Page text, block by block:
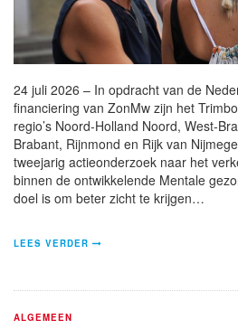
24 juli 2026 – In opdracht van de
financiering van ZonMw zijn het
regio’s Noord-Holland Noord, West-
Brabant, Rijnmond en Rijk van
tweejarig actieonderzoek naar het
binnen de ontwikkelende Mentale
doel is om beter zicht te krijgen…
LEES VERDER
ALGEMEEN